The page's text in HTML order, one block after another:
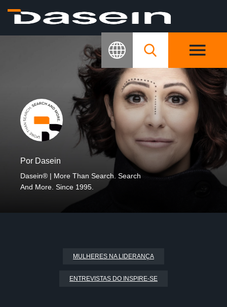
Por Dasein
Dasein® | More Than Search. Search
And More. Since 1995.
MULHERES NA LIDERANÇA
ENTREVISTAS DO INSPIRE-SE